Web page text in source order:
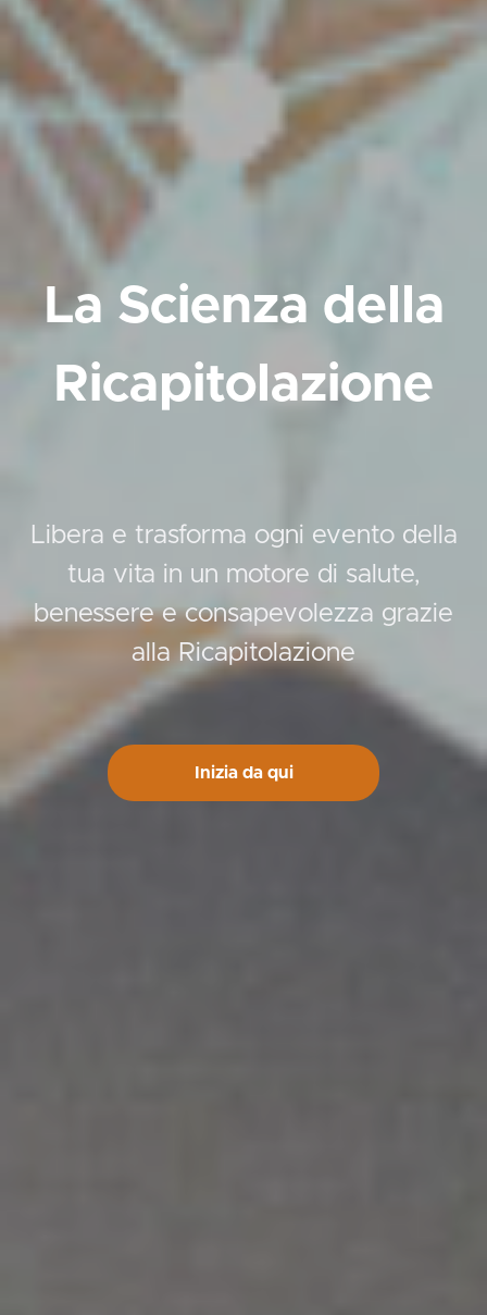
La Scienza della
Ricapitolazione
Libera e trasforma ogni evento della
tua vita in un motore di salute,
benessere e consapevolezza grazie
alla Ricapitolazione
Inizia da qui